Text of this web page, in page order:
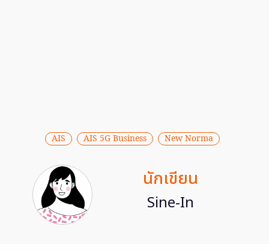
AIS AIS 5G Business New Norma
นักเขียน
Sine-In